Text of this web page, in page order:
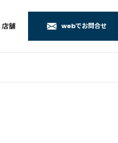
店舗
墨田店
日本橋店
webでお問合せ